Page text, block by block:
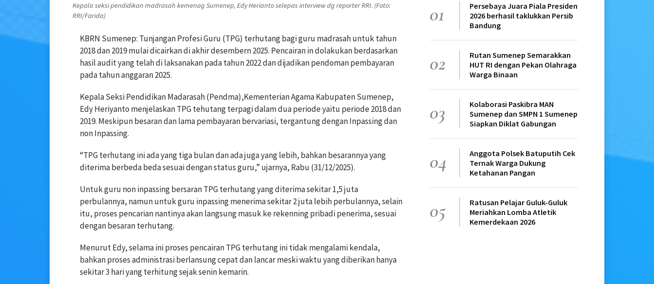
Kepala seksi pendidikan madrasah kemenag Sumenep, Edy Herianto selepas interview dg reporter RRI. (Foto:
RRI/Farida)
KBRN Sumenep: Tunjangan Profesi Guru (TPG) terhutang bagi guru madrasah untuk tahun
2018 dan 2019 mulai dicairkan di akhir desembern 2025. Pencairan in dolakukan berdasarkan
hasil audit yang telah di laksanakan pada tahun 2022 dan dijadikan pendoman pembayaran
pada tahun anggaran 2025.
Kepala Seksi Pendidikan Madarasah (Pendma),Kementerian Agama Kabupaten Sumenep,
Edy Heriyanto menjelaskan TPG tehutang terpagi dalam dua periode yaitu periode 2018 dan
2019. Meskipun besaran dan lama pembayaran bervariasi, tergantung dengan Inpassing dan
non Inpassing.
“TPG terhutang ini ada yang tiga bulan dan ada juga yang lebih, bahkan besarannya yang
diterima berbeda beda sesuai dengan status guru,” ujarnya, Rabu (31/12/2025).
Untuk guru non inpassing bersaran TPG terhutang yang diterima sekitar 1,5 juta
perbulannya, namun untuk guru inpassing menerima sekitar 2 juta lebih perbulannya, selain
itu, proses pencarian nantinya akan langsung masuk ke rekenning pribadi penerima, sesuai
dengan besaran terhutang.
Menurut Edy, selama ini proses pencairan TPG terhutang ini tidak mengalami kendala,
bahkan proses administrasi berlansung cepat dan lancar meski waktu yang diberikan hanya
sekitar 3 hari yang terhitung sejak senin kemarin.
01
Persebaya Juara Piala Presiden
2026 berhasil taklukkan Persib
Bandung
02
Rutan Sumenep Semarakkan
HUT RI dengan Pekan Olahraga
Warga Binaan
03
Kolaborasi Paskibra MAN
Sumenep dan SMPN 1 Sumenep
Siapkan Diklat Gabungan
04
Anggota Polsek Batuputih Cek
Ternak Warga Dukung
Ketahanan Pangan
05
Ratusan Pelajar Guluk-Guluk
Meriahkan Lomba Atletik
Kemerdekaan 2026